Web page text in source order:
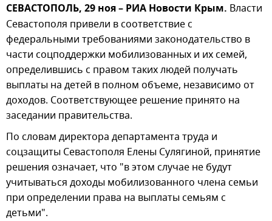
СЕВАСТОПОЛЬ, 29 ноя – РИА Новости Крым. Власти
Севастополя привели в соответствие с
федеральными требованиями законодательство в
части соцподдержки мобилизованных и их семей,
определившись с правом таких людей получать
выплаты на детей в полном объеме, независимо от
доходов. Соответствующее решение принято на
заседании правительства.
По словам директора департамента труда и
соцзащиты Севастополя Елены Сулягиной, принятие
решения означает, что "в этом случае не будут
учитываться доходы мобилизованного члена семьи
при определении права на выплаты семьям с
детьми".